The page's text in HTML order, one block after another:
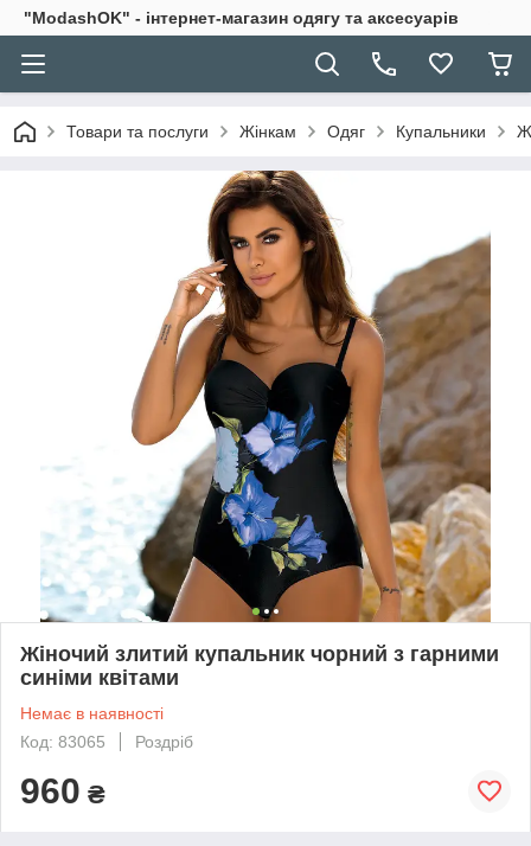
"ModashOK" - інтернет-магазин одягу та аксесуарів
Товари та послуги Жінкам Одяг Купальники
Жіночий злитий купальник чорний з гарними
синіми квітами
Немає в наявності
Код: 83065
Роздріб
960 ₴